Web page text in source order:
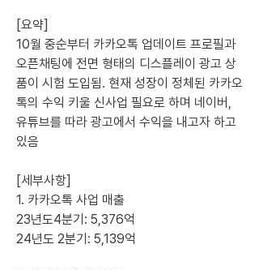
[요약]
10월 중순부터 카카오톡 업데이트 프로필과
오픈채팅에 전면 형태의 디스플레이 광고 상
품이 시험 도입됨. 현재 성장이 정체된 카카오
톡의 수익 키울 신사업 필요로 하며 네이버,
유튜브를 따라 광고에서 수익을 내고자 하고
있음
[세부사항]
1. 카카오톡 사업 매출
23년도4분기: 5,376억
24년도 2분기: 5,139억